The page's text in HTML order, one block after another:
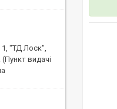
"ТД Лоск",
видачі